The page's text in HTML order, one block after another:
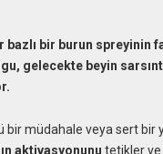
bir burun spreyinin
gelecekte beyin
bir müdahale veya sert
aktivasyonunu tetikler ve